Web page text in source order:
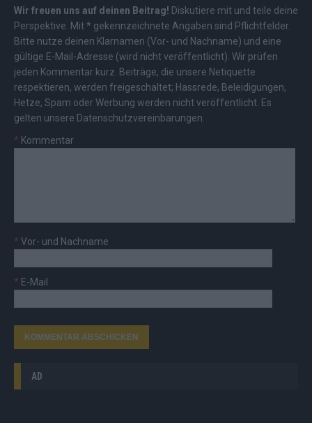
Wir freuen uns auf deinen Beitrag! Diskutiere mit und teile deine
Perspektive. Mit * gekennzeichnete Angaben sind Pflichtfelder.
Bitte nutze deinen Klarnamen (Vor- und Nachname) und eine
gültige E-Mail-Adresse (wird nicht veröffentlicht). Wir prüfen
jeden Kommentar kurz. Beiträge, die unsere Netiquette
respektieren, werden freigeschaltet; Hassrede, Beleidigungen,
Hetze, Spam oder Werbung werden nicht veröffentlicht. Es
gelten unsere Datenschutzvereinbarungen.
* Kommentar
* Vor- und Nachname
* E-Mail
AD